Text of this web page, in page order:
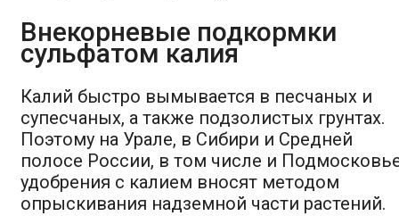
Внекорневые подкормки
сульфатом калия
Калий быстро вымывается в песчаных и
супесчаных, а также подзолистых грунтах.
Поэтому на Урале, в Сибири и Средней
полосе России, в том числе и
удобрения с калием вносят методом
опрыскивания надземной части растений.